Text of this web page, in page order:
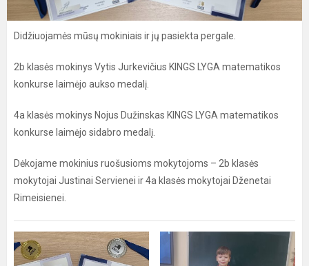
Didžiuojamės mūsų mokiniais ir jų pasiekta pergale.
2b klasės mokinys Vytis Jurkevičius KINGS LYGA matematikos
konkurse laimėjo aukso medalį.
4a klasės mokinys Nojus Dužinskas KINGS LYGA matematikos
konkurse laimėjo sidabro medalį.
Dėkojame mokinius ruošusioms mokytojoms – 2b klasės
mokytojai Justinai Servienei ir 4a klasės mokytojai Dženetai
Rimeisienei.